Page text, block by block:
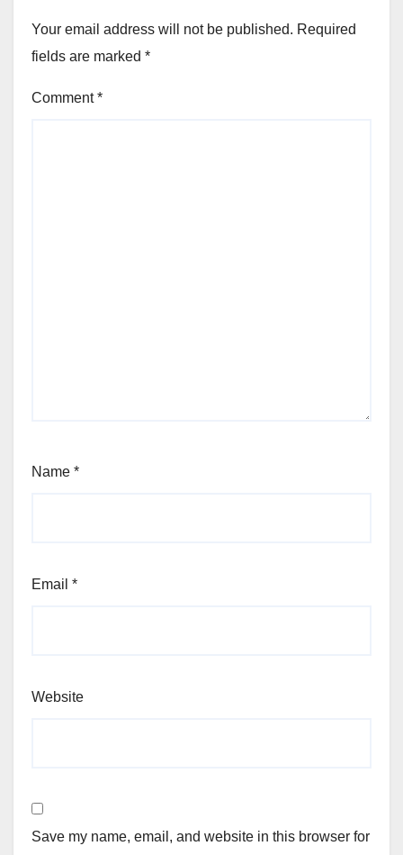
Your email address will not be published. Required
fields are marked *
Comment*
Name *
Email *
Website
Save my name, email, and website in this browser for